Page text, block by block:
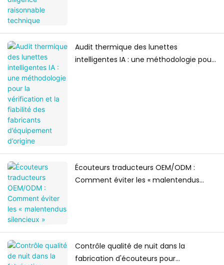
Audit thermique des lunettes
intelligentes IA : une méthodologie pour
Écouteurs traducteurs OEM/ODM :
Comment éviter les « malentendus
Contrôle qualité de nuit dans la
fabrication d'écouteurs pour